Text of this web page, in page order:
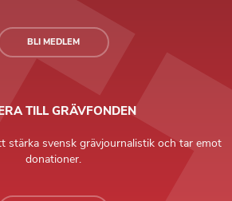
BLI MEDLEM
TILL GRÄVFONDEN
stärka svensk grävjournalistik och tar emot
donationer.